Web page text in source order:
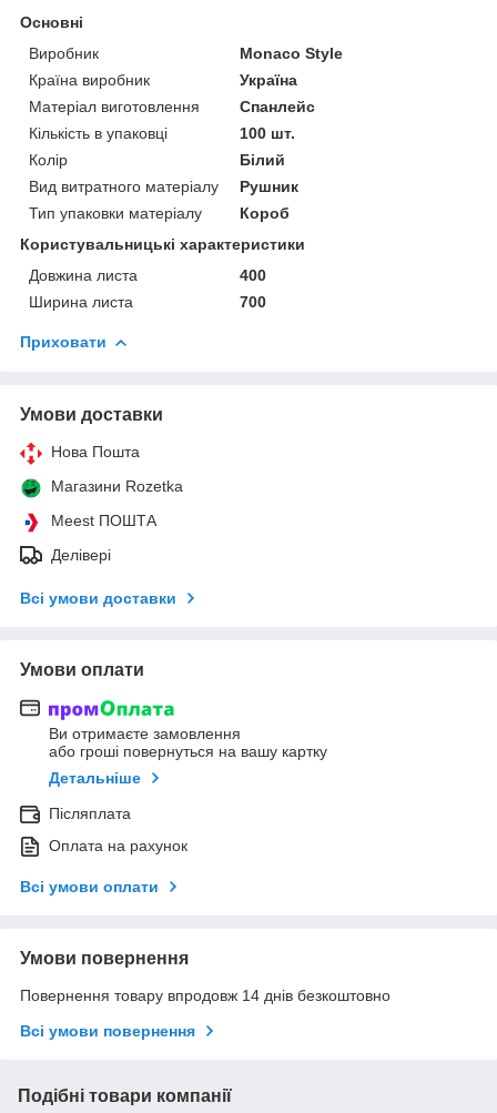
Основні
Виробник
Monaco Style
Країна виробник
Україна
Матеріал виготовлення
Спанлейс
Кількість в упаковці
100 шт.
Колір
Білий
Вид витратного матеріалу
Рушник
Тип упаковки матеріалу
Короб
Користувальницькі характеристики
Довжина листа
400
Ширина листа
700
Приховати
Умови доставки
Нова Пошта
Магазини Rozetka
Meest ПОШТА
Делівері
Всі умови доставки
Умови оплати
Ви отримаєте замовлення
або гроші повернуться на вашу картку
Детальніше
Післяплата
Оплата на рахунок
Всі умови оплати
Умови повернення
Повернення товару впродовж 14 днів безкоштовно
Всі умови повернення
Подібні товари компанії